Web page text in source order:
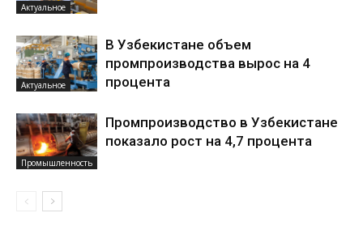
Актуальное
Актуальное
В Узбекистане объем
промпроизводства вырос на 4
процента
Промышленность
Промпроизводство в Узбекистане
показало рост на 4,7 процента